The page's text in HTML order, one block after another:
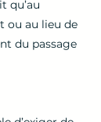
qu’au
ou au lieu de
du passage